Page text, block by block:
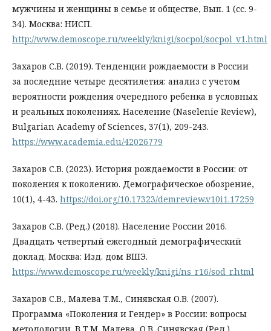
мужчины и женщины в семье и обществе, Вып. 1 (сс. 9-
34). Москва: НИСП.
http://www.demoscope.ru/weekly/knigi/socpol/socpol_v1.html
Захаров С.В. (2019). Тенденции рождаемости в России
за последние четыре десятилетия: анализ с учетом
вероятности рождения очередного ребенка в условных
и реальных поколениях. Население (Naselenie Review),
Bulgarian Academy of Sciences, 37(1), 209-243.
https://www.academia.edu/42026779
Захаров С.В. (2023). История рождаемости в России: от
поколения к поколению. Демографическое обозрение,
10(1), 4-43. https://doi.org/10.17323/demreview.v10i1.17259
Захаров С.В. (Ред.) (2018). Население России 2016.
Двадцать четвертый ежегодный демографический
доклад. Москва: Изд. дом ВШЭ.
https://www.demoscope.ru/weekly/knigi/ns_r16/sod_r.html
Захаров С.В., Малева Т.М., Синявская О.В. (2007).
Программа «Поколения и Гендер» в России: вопросы